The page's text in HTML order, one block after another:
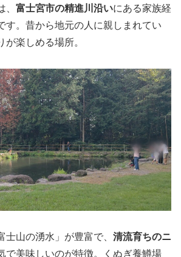
、 富士宮市の精進川沿いにある家族経
す。昔から地元の人に親しまれてい
が楽しめる場所。
士山の湧水」が豊富で、 清流育ちのニ
で美味しいのが特徴。くぬぎ養鱒場